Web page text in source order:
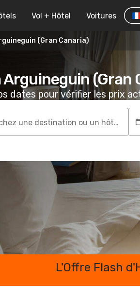
Vol + Hôtel Voitures
(Gran Canaria)
Arguineguin (Gran
dates pour vérifier les prix
Recherchez une destination ou un hôtel
L'Offre Flash